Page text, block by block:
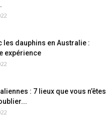
les dauphins en Australie :
expérience
: 7 lieux que vous n’êtes